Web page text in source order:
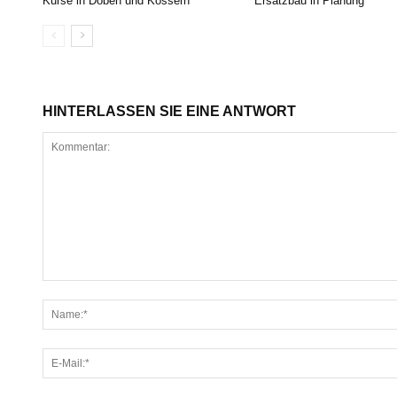
HINTERLASSEN SIE EINE ANTWORT